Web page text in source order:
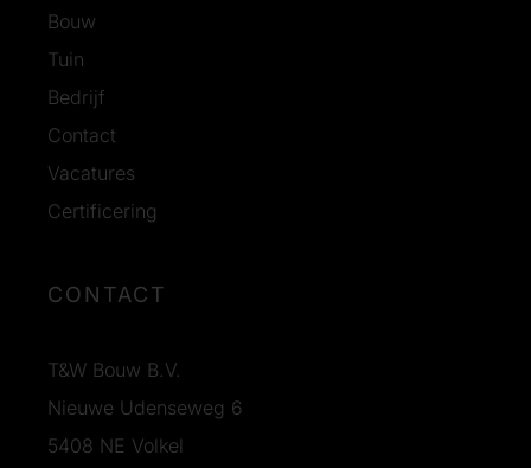
Bouw
Tuin
Bedrijf
Contact
Vacatures
Certificering
CONTACT
T&W Bouw B.V.
Nieuwe Udenseweg 6
5408 NE Volkel